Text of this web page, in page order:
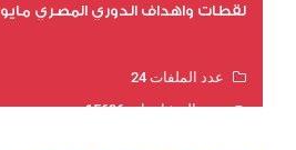
لقطات واهداف الدوري المصري مايو 2026
عدد الملفات 24
عدد المشاهدات 15696